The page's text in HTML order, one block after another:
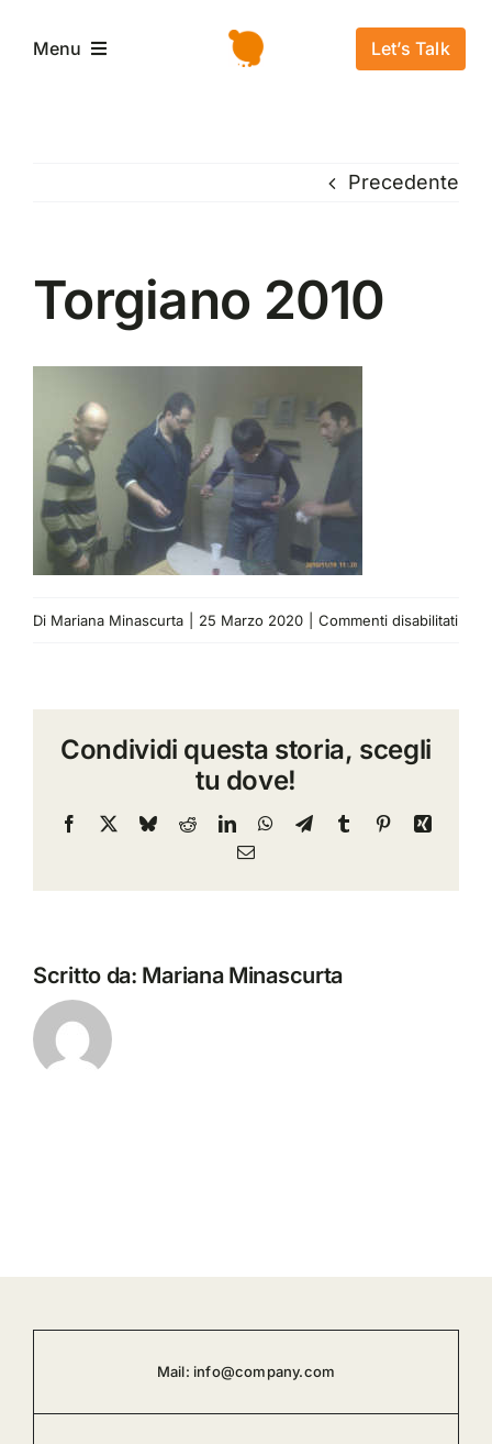
Menu
Servizi e Soluzioni
Storie di successo
News
Let’s Talk
Precedente
Torgiano 2010
Di Mariana Minascurta 25 Marzo 2020 Commenti disabilitatisu
Condividi questa storia, scegli
tu dove!
Facebook BlueskyRedditLinkedInWhatsApp
TelegramTumblr PinterestXing
Email
Scritto da: Mariana Minascurta
Mail: info@company.com